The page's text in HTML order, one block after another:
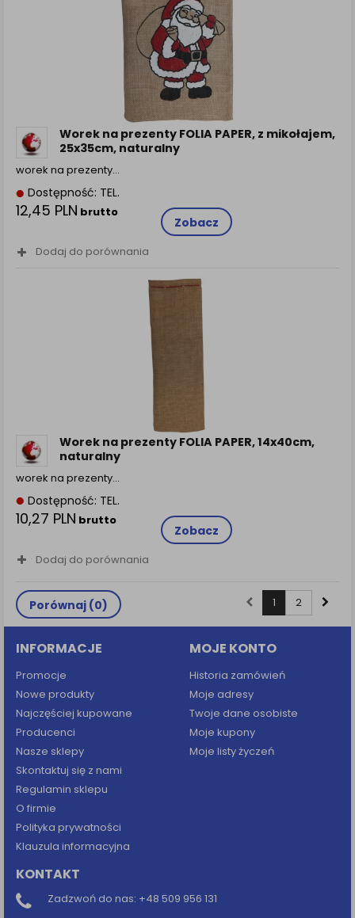
Worek na prezenty FOLIA PAPER, z mikołajem,
25x35cm, naturalny
worek na prezenty…
Dostępność: TEL.
12,45 PLN brutto
Zobacz
Dodaj do porównania
Worek na prezenty FOLIA PAPER, 14x40cm,
naturalny
worek na prezenty…
Dostępność: TEL.
10,27 PLN brutto
Zobacz
Dodaj do porównania
Porównaj (0) 1 2
INFORMACJE
Promocje
Nowe produkty
Najczęściej kupowane
Producenci
Nasze sklepy
Skontaktuj się z nami
Regulamin sklepu
O firmie
Polityka prywatności
Klauzula informacyjna
MOJE KONTO
Historia zamówień
Moje adresy
Twoje dane osobiste
Moje kupony
Moje listy życzeń
KONTAKT
Zadzwoń do nas: +48 509 956 131